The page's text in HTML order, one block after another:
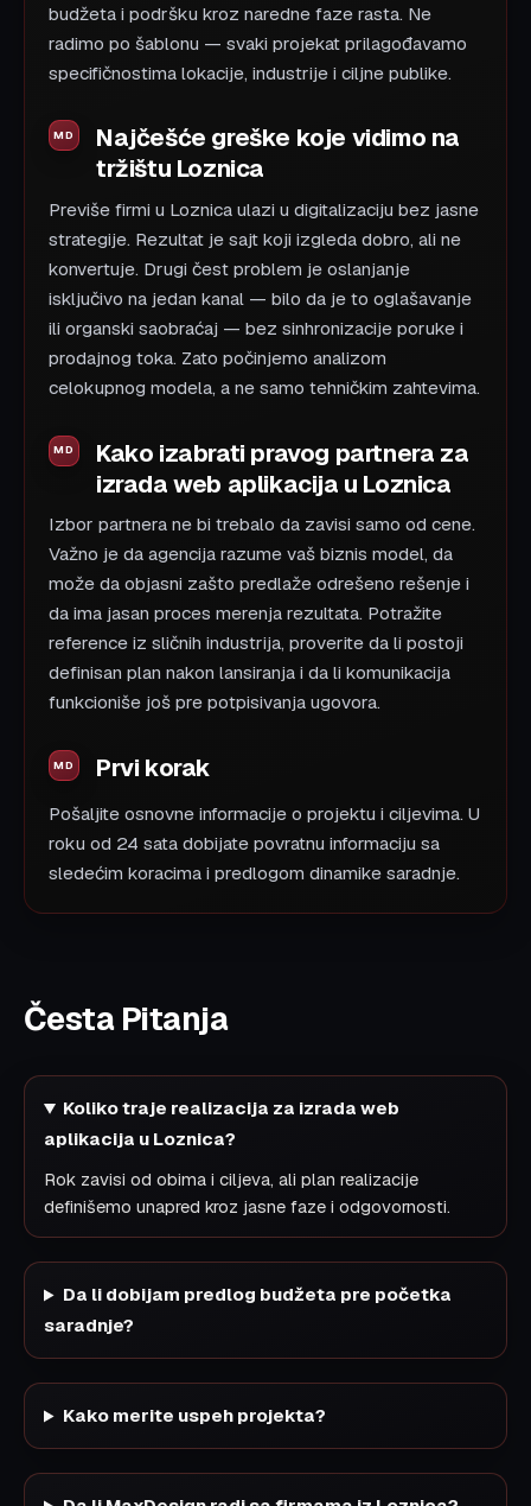
budžeta i podršku kroz naredne faze rasta. Ne
radimo po šablonu — svaki projekat prilagođavamo
specifičnostima lokacije, industrije i ciljne publike.
Najčešće greške koje vidimo na
tržištu Loznica
Previše firmi u Loznica ulazi u digitalizaciju bez jasne
strategije. Rezultat je sajt koji izgleda dobro, ali ne
konvertuje. Drugi čest problem je oslanjanje
isključivo na jedan kanal — bilo da je to oglašavanje
ili organski saobraćaj — bez sinhronizacije poruke i
prodajnog toka. Zato počinjemo analizom
celokupnog modela, a ne samo tehničkim zahtevima.
Kako izabrati pravog partnera za
izrada web aplikacija u Loznica
Izbor partnera ne bi trebalo da zavisi samo od cene.
Važno je da agencija razume vaš biznis model, da
može da objasni zašto predlaže odrešeno rešenje i
da ima jasan proces merenja rezultata. Potražite
reference iz sličnih industrija, proverite da li postoji
definisan plan nakon lansiranja i da li komunikacija
funkcioniše još pre potpisivanja ugovora.
Prvi korak
Pošaljite osnovne informacije o projektu i ciljevima. U
roku od 24 sata dobijate povratnu informaciju sa
sledećim koracima i predlogom dinamike saradnje.
Česta Pitanja
Koliko traje realizacija za izrada web
aplikacija u Loznica?
Rok zavisi od obima i ciljeva, ali plan realizacije
definišemo unapred kroz jasne faze i odgovornosti.
Da li dobijam predlog budžeta pre početka
saradnje?
Kako merite uspeh projekta?